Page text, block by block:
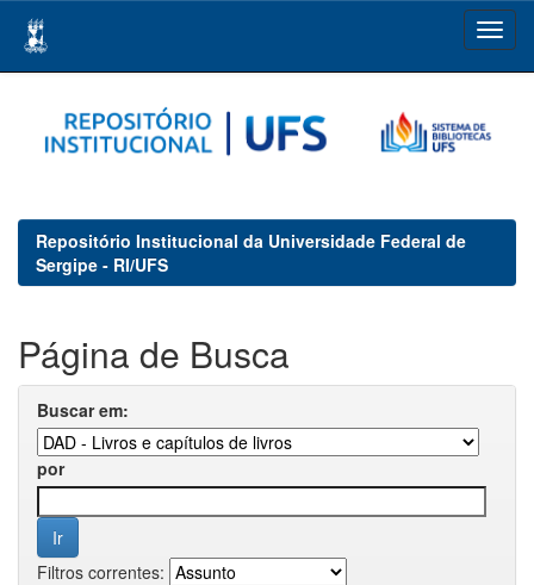
navigation
Repositório Institucional da Universidade Federal de
Sergipe - RI/UFS
Página de Busca
Buscar em:
por
Filtros correntes: